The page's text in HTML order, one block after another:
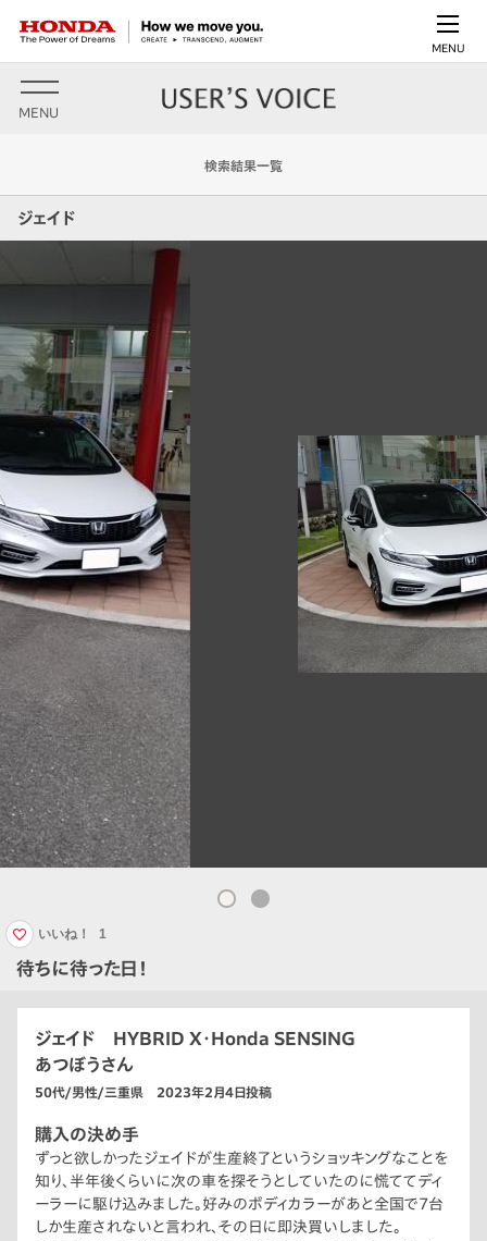
MENU
MENU
検索結果一覧
ジェイド
待ちに待った日！
いいね！ 1
ジェイド HYBRID X・Honda SENSING
あつぼうさん
50代/男性/三重県 2023年2月4日投稿
購入の決め手
ずっと欲しかったジェイドが生産終了というショッキングなことを
知り、半年後くらいに次の車を探そうとしていたのに慌ててディ
ーラーに駆け込みました。好みのボディカラーがあと全国で7台
しか生産されないと言われ、その日に即決買いしました。